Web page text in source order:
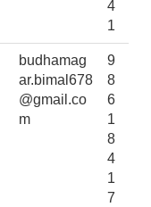
4
1
budhamag
ar.bimal678
@gmail.co
m
9
8
6
1
8
4
1
7